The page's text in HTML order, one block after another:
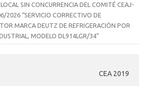
SIN CONCURRENCIA DEL COMITÉ CEAJ-
2026 “SERVICIO CORRECTIVO DE
MARCA DEUTZ DE REFRIGERACIÓN POR
MODELO DL914LGR/34”
CEA 2019